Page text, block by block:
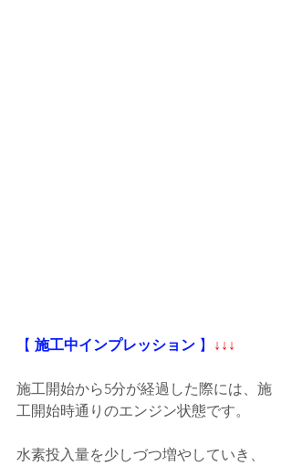
【 施工中インプレッション 】 ↓↓↓
施工開始から5分が経過した際には、施
工開始時通りのエンジン状態です。
水素投入量を少しづつ増やしていき、